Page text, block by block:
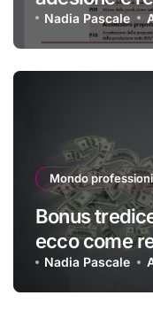
Nadia Pascale
Mondo professioni
Bonus
ecco come
Nadia Pascale